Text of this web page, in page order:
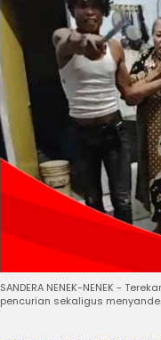
SANDERA NENEK-NENEK -
pencurian sekaligus